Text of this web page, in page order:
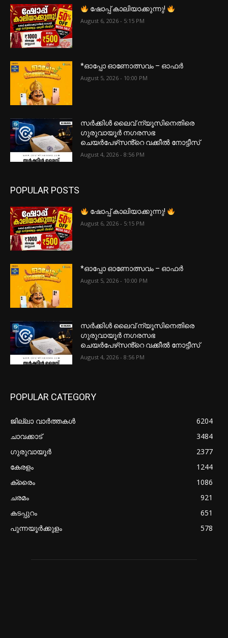
ഷോപ്പ് കാലിയാക്കുന്നു!
August 6, 2026 - 5:15 PM
*ഓപ്പോ ഓണോത്സവം – ഓഫർ
August 5, 2026 - 10:00 PM
സർക്കിൾ ലൈവ് ന്യൂസിനെതിരെ
ഗുരുവായൂർ നഗരസഭ
ചെയർപേഴ്‌സൻ്റെ വക്കീൽ നോട്ടീസ്
August 4, 2026 - 8:56 PM
POPULAR POSTS
ഷോപ്പ് കാലിയാക്കുന്നു!
August 6, 2026 - 5:15 PM
*ഓപ്പോ ഓണോത്സവം – ഓഫർ
August 5, 2026 - 10:00 PM
സർക്കിൾ ലൈവ് ന്യൂസിനെതിരെ
ഗുരുവായൂർ നഗരസഭ
ചെയർപേഴ്‌സൻ്റെ വക്കീൽ നോട്ടീസ്
August 4, 2026 - 8:56 PM
POPULAR CATEGORY
ജില്ലാ വാർത്തകൾ
6204
ചാവക്കാട്
3484
ഗുരുവായൂർ
2377
കേരളം
1244
ക്രൈം
1086
ചരമം
921
കടപ്പുറം
651
പുന്നയൂർക്കുളം
578